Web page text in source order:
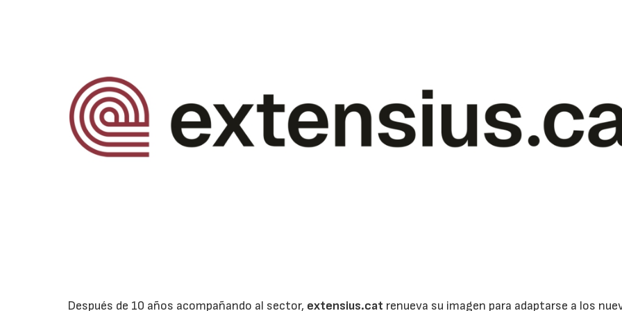
Después de 10 años acompañando al sector, extensius.cat renueva su imagen para adaptarse a los